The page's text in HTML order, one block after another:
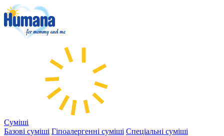
Суміші
Базові суміші Гіпоалергенні суміші Спеціальні суміші